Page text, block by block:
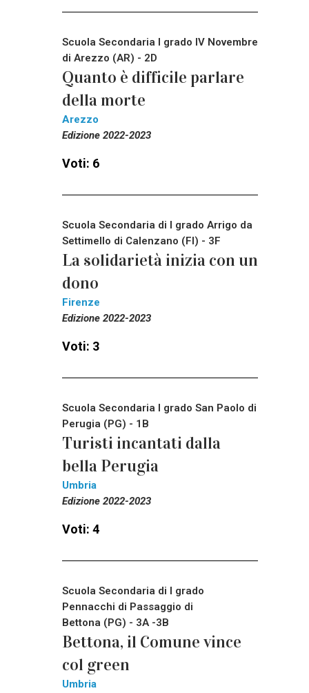
Scuola Secondaria I grado IV Novembre
di Arezzo (AR) - 2D
Quanto è difficile parlare
della morte
Arezzo
Edizione 2022-2023
Voti: 6
Scuola Secondaria di I grado Arrigo da
Settimello di Calenzano (FI) - 3F
La solidarietà inizia con un
dono
Firenze
Edizione 2022-2023
Voti: 3
Scuola Secondaria I grado San Paolo di
Perugia (PG) - 1B
Turisti incantati dalla
bella Perugia
Umbria
Edizione 2022-2023
Voti: 4
Scuola Secondaria di I grado
Pennacchi di Passaggio di
Bettona (PG) - 3A -3B
Bettona, il Comune vince
col green
Umbria